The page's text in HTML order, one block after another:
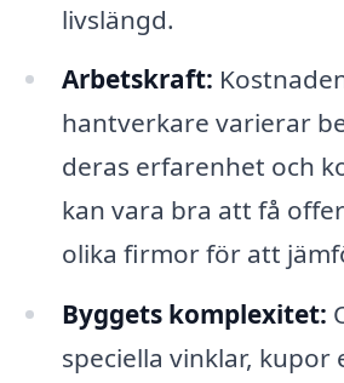
livslängd.
Arbetskraft:
hantverkare varierar
deras erfarenhet och
kan vara bra att få
olika firmor för att
Byggets komplexitet:
speciella vinklar, kupor